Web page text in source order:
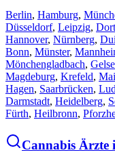
Berlin, Hamburg,
Düsseldorf, Leipzig,
Hannover, Nürnberg,
Bonn, Münster,
Mönchengladbach,
Magdeburg, Krefeld,
Hagen, Saarbrücken,
Darmstadt, Heidelberg,
Fürth, Heilbronn,
Cannabis Ärzte